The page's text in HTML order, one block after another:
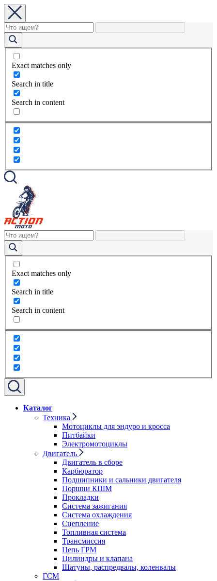
Exact matches only
Search in title
Search in content
Exact matches only
Search in title
Search in content
Каталог
Техника
Мотоциклы для эндуро и кросса
Питбайки
Электромотоциклы
Двигатель
Двигатель в сборе
Карбюратор
Подшипники и сальники двигателя
Поршни КШМ
Прокладки
Система зажигания
Система охлаждения
Сцепление
Топливная система
Трансмиссия
Цепь ГРМ
Цилиндры и клапана
Шатуны, распредвалы, коленвалы
ГСМ